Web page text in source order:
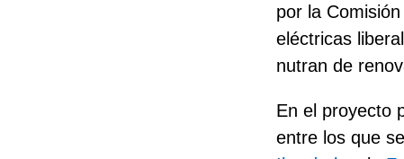
por la
eléctricas
nutran de
En el proyecto
entre los que